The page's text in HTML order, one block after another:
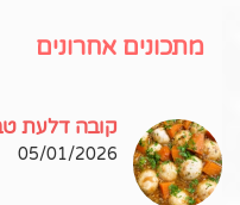
מתכונים אחרונים
קובה דלעת
05/01/2026